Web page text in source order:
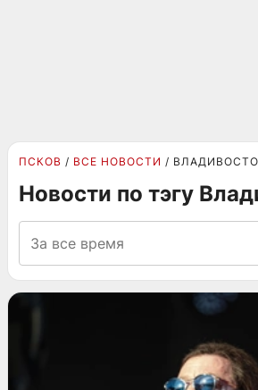
ПСКОВ ВСЕ НОВОСТИ
Новости по тэгу